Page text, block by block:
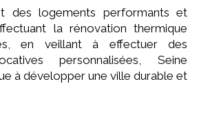
des logements performants et
la rénovation thermique
en veillant à effectuer des
personnalisées, Seine
à développer une ville durable et